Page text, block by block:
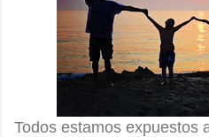
Todos estamos expuestos
COMPRAR